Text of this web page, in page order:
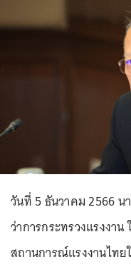
วันที่ 5 ธันวาคม 2566
ว่าการกระทรวงแรงง
สถานการณ์แรงงานไทย